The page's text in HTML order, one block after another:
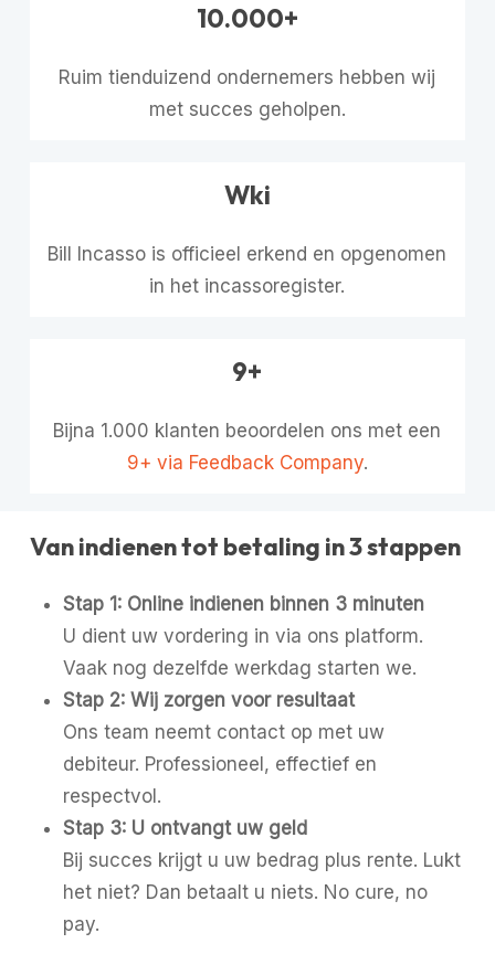
10.000+
Ruim tienduizend ondernemers hebben wij
met succes geholpen.
Wki
Bill Incasso is officieel erkend en opgenomen
in het incassoregister.
9+
Bijna 1.000 klanten beoordelen ons met een
9+ via Feedback Company.
Van indienen tot betaling in 3 stappen
Stap 1: Online indienen binnen 3 minuten
U dient uw vordering in via ons platform.
Vaak nog dezelfde werkdag starten we.
Stap 2: Wij zorgen voor resultaat
Ons team neemt contact op met uw
debiteur. Professioneel, effectief en
respectvol.
Stap 3: U ontvangt uw geld
Bij succes krijgt u uw bedrag plus rente. Lukt
het niet? Dan betaalt u niets. No cure, no
pay.